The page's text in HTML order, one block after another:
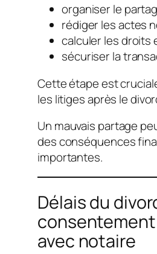
organiser le
rédiger les actes
calculer les droits
sécuriser la
Cette étape est
les litiges après le
Un mauvais partage
des conséquences
importantes.
Délais du
avec notaire